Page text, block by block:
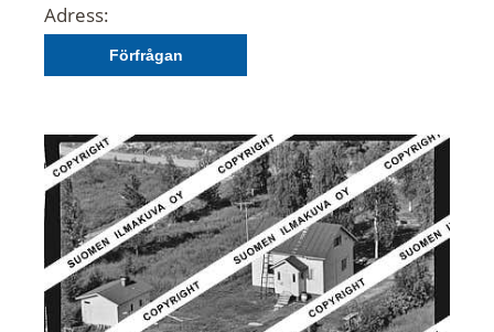
Adress:
Förfrågan